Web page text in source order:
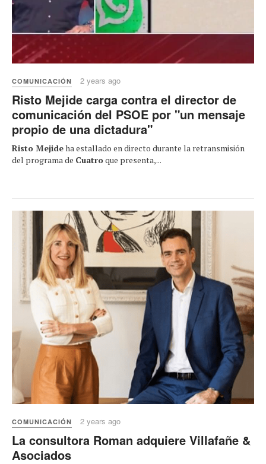
COMUNICACIÓN 2 years ago
Risto Mejide carga contra el director de
comunicación del PSOE por "un mensaje
propio de una dictadura"
Risto Mejideha estallado en directo durante la retransmisión
del programa de Cuatroque presenta,...
COMUNICACIÓN 2 years ago
La consultora Roman adquiere Villafañe &
Asociados